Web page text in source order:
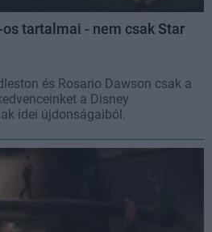
tartalmai - nem csak Star
és Rosario Dawson csak a
a Disney
idei újdonságaiból.